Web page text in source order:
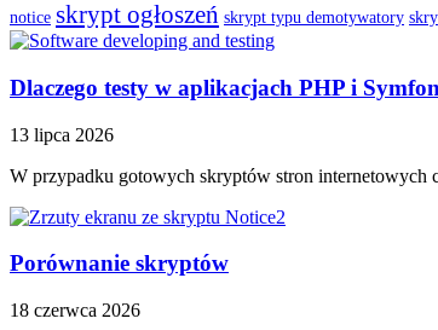
notice skrypt ogłoszeń skrypt typu demotywatory
Dlaczego testy w aplikacjach PHP i
13 lipca 2026
W przypadku gotowych skryptów stron internetowych
Porównanie skryptów
18 czerwca 2026